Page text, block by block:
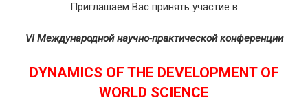
Приглашаем Вас принять участие в
VI Международной научно-практической конференции
DYNAMICS OF THE DEVELOPMENT OF
WORLD SCIENCE